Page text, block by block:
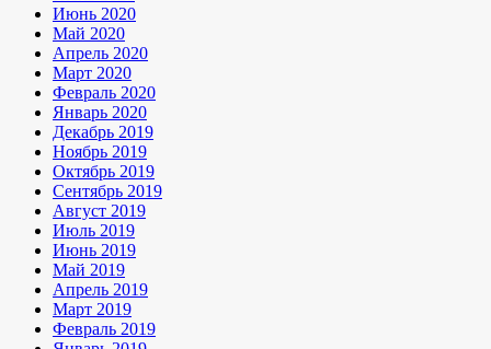
Июнь 2020
Май 2020
Апрель 2020
Март 2020
Февраль 2020
Январь 2020
Декабрь 2019
Ноябрь 2019
Октябрь 2019
Сентябрь 2019
Август 2019
Июль 2019
Июнь 2019
Май 2019
Апрель 2019
Март 2019
Февраль 2019